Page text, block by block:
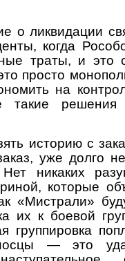
о ликвидации
когда
траты, и это
просто
на
такие
историю с
уже долго
никаких
которые
«Мистрали»
их к боевой
группировка
— это